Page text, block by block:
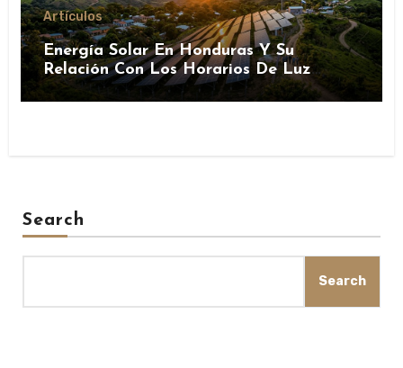
Artículos
Energía Solar En Honduras Y Su
Relación Con Los Horarios De Luz
Natural
Search
Search